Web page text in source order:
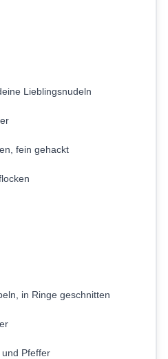
Lieblingsnudeln
fein gehackt
in Ringe geschnitten
Pfeffer